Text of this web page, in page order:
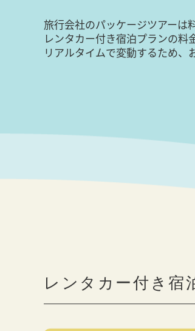
旅行会社のパッケージツアーは
レンタカー付き宿泊プランの料
リアルタイムで変動するため、
レンタカー付き宿